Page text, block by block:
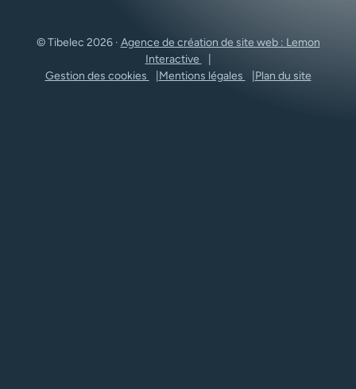
© Tibelec 2026 · Agence de création de site web : Lemon
Interactive
Gestion des cookies
Mentions légales Plan du site